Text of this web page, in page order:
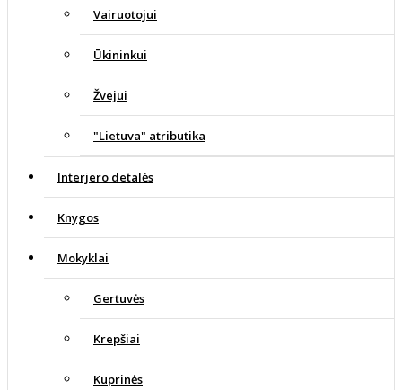
Vairuotojui
Ūkininkui
Žvejui
"Lietuva" atributika
Interjero detalės
Knygos
Mokyklai
Gertuvės
Krepšiai
Kuprinės